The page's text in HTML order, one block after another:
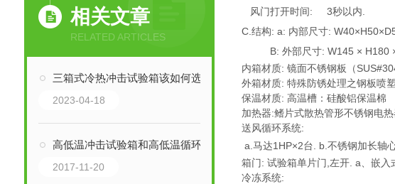
相关文章
RELATED ARTICLES
三箱式冷热冲击试验箱该如何选择呢？
2023-04-18
高低温冲击试验箱和高低温循环试验箱的技术区别分析
2017-11-20
风门打开时间: 3秒以内.
C.结构: a: 内部尺寸:
B: 外部尺寸: W145 × H180 ×
内箱材质: 镜面不锈钢板（
外箱材质: 特殊防锈处理之钢板喷塑.
保温材质: 高温槽：硅酸铝保温
加热器:鳍片式散热管形不锈钢电
送风循环系统:
a.马达1HP×2台. b.不锈钢加长轴
箱门: 试验箱单片门,左开. a、嵌入
冷冻系统: